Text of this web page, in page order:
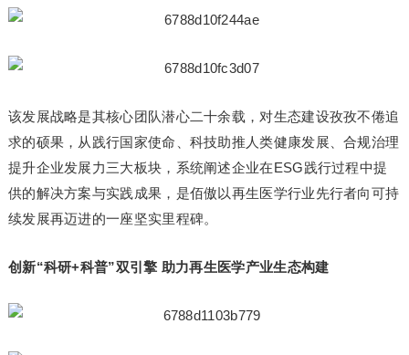
该发展战略是其核心团队潜心二十余载，对生态建设孜孜不倦追
求的硕果，从践行国家使命、科技助推人类健康发展、合规治理
提升企业发展力三大板块，系统阐述企业在ESG践行过程中提
供的解决方案与实践成果，是佰傲以再生医学行业先行者向可持
续发展再迈进的一座坚实里程碑。
创新“科研+科普”双引擎 助力再生医学产业生态构建